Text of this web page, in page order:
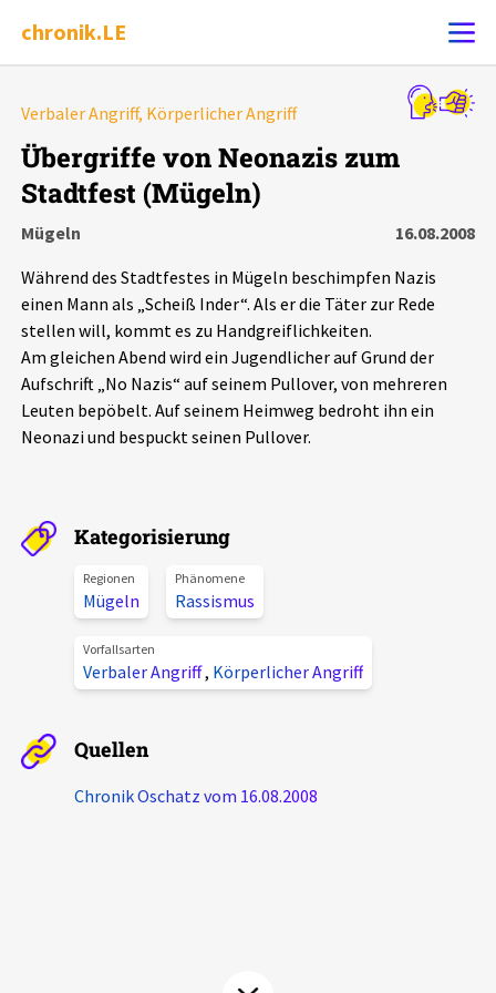
chronik.LE
Ereignis melden
Chronik
Leipziger Zustände
Schlaglichter
Aktuelles
Alle Beiträge
Veranstaltungen
Pressemitteilungen
Über uns
Projektbeschreibung
Kontakt
Unterstützer_innen
Verbaler Angriff, Körperlicher Angriff
Übergriffe von Neonazis zum
Stadtfest (Mügeln)
Mügeln
16.08.2008
Während des Stadtfestes in Mügeln beschimpfen Nazis
einen Mann als „Scheiß Inder“. Als er die Täter zur Rede
stellen will, kommt es zu Handgreiflichkeiten.
Am gleichen Abend wird ein Jugendlicher auf Grund der
Aufschrift „No Nazis“ auf seinem Pullover, von mehreren
Leuten bepöbelt. Auf seinem Heimweg bedroht ihn ein
Neonazi und bespuckt seinen Pullover.
Kategorisierung
Regionen
Mügeln
Phänomene
Rassismus
Vorfallsarten
Verbaler Angriff, Körperlicher Angriff
Quellen
Chronik Oschatz vom 16.08.2008
Alle Ereignisse
7502 Ereignisse
Ereignisse Statistik